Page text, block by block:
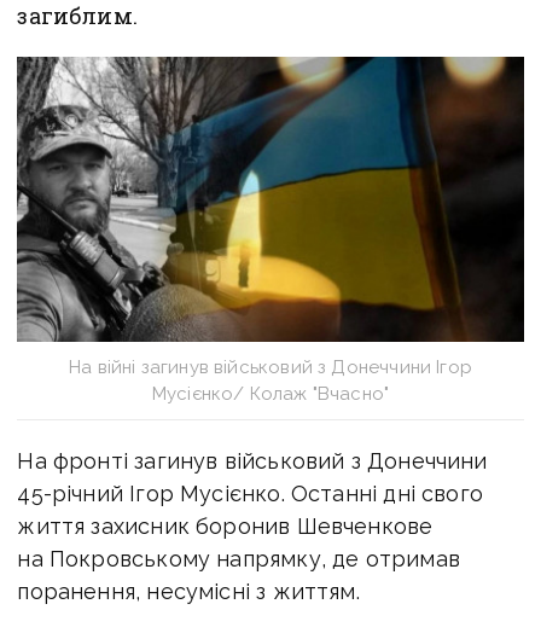
загиблим.
На війні загинув військовий з Донеччини Ігор
Мусієнко/ Колаж "Вчасно"
На фронті загинув військовий з Донеччини
45-річний Ігор Мусієнко. Останні дні свого
життя захисник боронив Шевченкове
на Покровському напрямку, де отримав
поранення, несумісні з життям.